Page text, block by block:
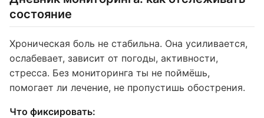
состояние
Хроническая боль не стабильна. Она усиливается,
ослабевает, зависит от погоды, активности,
стресса. Без мониторинга ты не поймёшь,
помогает ли лечение, не пропустишь обострения.
Что фиксировать: